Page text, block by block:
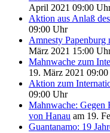
April 2021 09:00
Aktion aus Anlaß
09:00 Uhr
Amnesty
März 2021 15:00
Mahnwache zum
19. März 2021
Aktion zum
09:00 Uhr
Mahnwache: Gegen
von Hanau am 19.
Guantanamo: 19